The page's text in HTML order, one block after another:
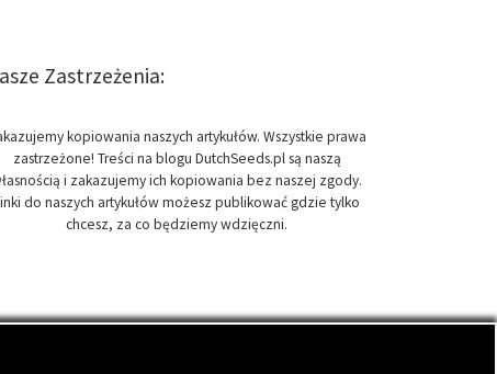
Zastrzeżenia:
kopiowania naszych artykułów. Wszystkie prawa
zastrzeżone! Treści na blogu DutchSeeds.pl są naszą
i zakazujemy ich kopiowania bez naszej zgody.
do naszych artykułów możesz publikować gdzie tylko
chcesz, za co będziemy wdzięczni.